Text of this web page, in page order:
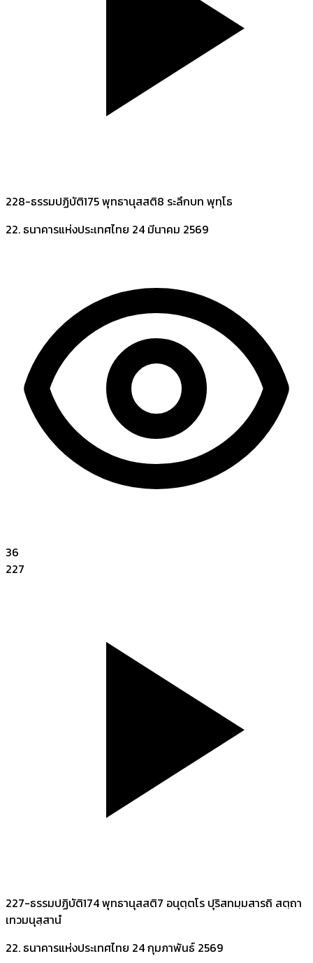
228-ธรรมปฏิบัติ175 พุทธานุสสติ8 ระลึกบท พุทฺโธ
22. ธนาคารแห่งประเทศไทย 24 มีนาคม 2569
36
227
227-ธรรมปฏิบัติ174 พุทธานุสสติ7 อนุตฺตโร ปุริสทมฺมสารถิ สตฺถา
เทวมนุสฺสานํ
22. ธนาคารแห่งประเทศไทย 24 กุมภาพันธ์ 2569